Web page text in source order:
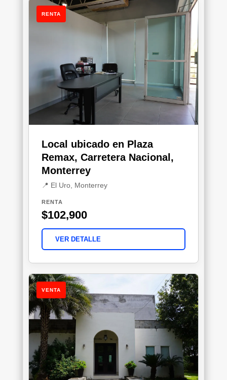
RENTA
Local ubicado en Plaza
Remax, Carretera Nacional,
Monterrey
📍 El Uro, Monterrey
RENTA
$102,900
VER DETALLE
VENTA